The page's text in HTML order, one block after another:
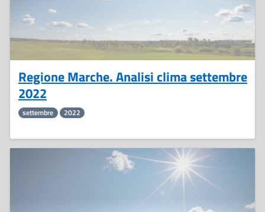
Regione Marche. Analisi clima settembre
2022
settembre 2022